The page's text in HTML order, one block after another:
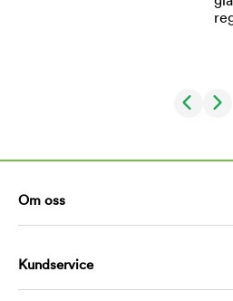
Om oss
Kundservice